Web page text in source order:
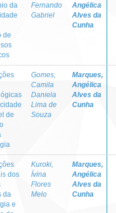
da
de
Fernando
Gabriel
Angélica
Alves da
Cunha
de
Gomes,
Camila
Daniela
Lima de
Souza
Marques,
Angélica
Alves da
Cunha
dos
da
e
Kuroki,
Ívina
Flores
Melo
Marques,
Angélica
Alves da
Cunha